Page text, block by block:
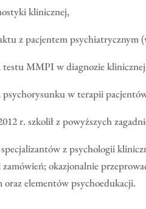
klinicznej,
z pacjentem psychiatrycznym
testu MMPI w diagnozie
w terapii
r. szkolił z powyższych
z psychologii
okazjonalnie
elementów psychoedukacji.